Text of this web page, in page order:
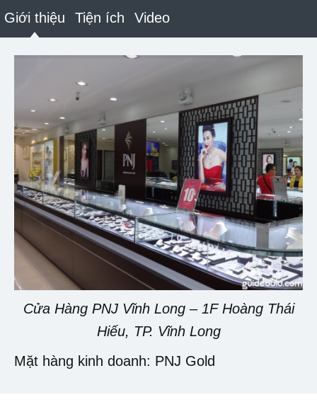
Giới thiệu Tiện ích Video
Cửa Hàng PNJ Vĩnh Long – 1F Hoàng Thái
Hiếu, TP. Vĩnh Long
Mặt hàng kinh doanh: PNJ Gold